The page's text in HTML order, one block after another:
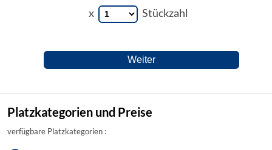
x Stückzahl
Platzkategorien und Preise
verfügbare Platzkategorien :